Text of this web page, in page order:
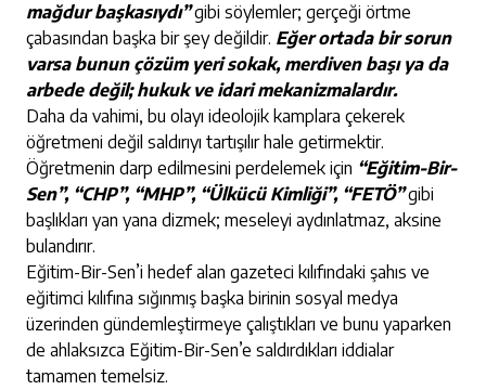
mağdur başkasıydı”gibi söylemler; gerçeği örtme
çabasından başka bir şey değildir. Eğer ortada bir sorun
varsa bunun çözüm yeri sokak, merdiven başı ya da
arbede değil; hukuk ve idari mekanizmalardır.
Daha da vahimi, bu olayı ideolojik kamplara çekerek
öğretmeni değil saldırıyı tartışılır hale getirmektir.
Öğretmenin darp edilmesini perdelemek için “Eğitim-Bir-
Sen”, “CHP”, “MHP”, “Ülkücü Kimliği”, “FETÖ”gibi
başlıkları yan yana dizmek; meseleyi aydınlatmaz, aksine
bulandırır.
Eğitim-Bir-Sen’i hedef alan gazeteci kılıfındaki şahıs ve
eğitimci kılıfına sığınmış başka birinin sosyal medya
üzerinden gündemleştirmeye çalıştıkları ve bunu yaparken
de ahlaksızca Eğitim-Bir-Sen’e saldırdıkları iddialar
tamamen temelsiz.